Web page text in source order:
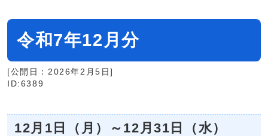
令和7年12月分
[公開日：2026年2月5日]
ID:6389
12月1日（月）～12月31日（水）